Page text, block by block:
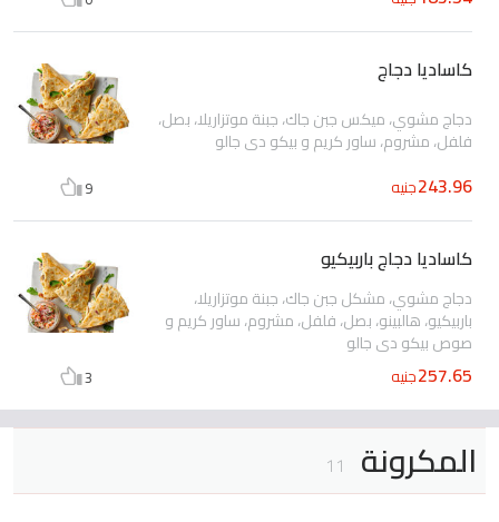
كاساديا دجاج
دجاج مشوي، ميكس جبن جاك، جبنة موتزاريلا، بصل،
فلفل، مشروم، ساور كريم و بيكو دي جالو
243.96جنيه 9
كاساديا دجاج باربيكيو
دجاج مشوي، مشكل جبن جاك، جبنة موتزاريلا،
باربيكيو، هالبينو، بصل، فلفل، مشروم، ساور كريم و
صوص بيكو دي جالو
257.65جنيه 3
المكرونة 11